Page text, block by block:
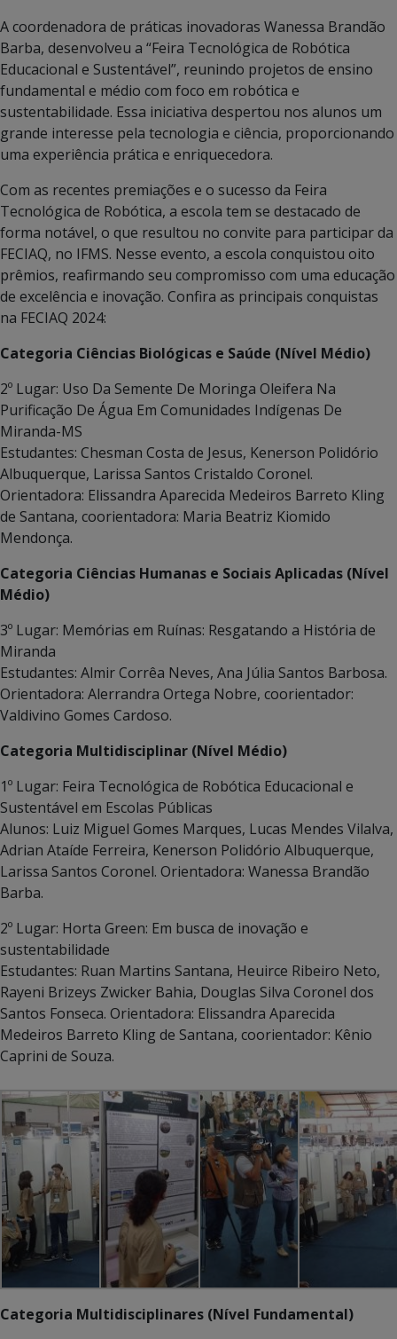
A coordenadora de práticas inovadoras Wanessa Brandão
Barba, desenvolveu a “Feira Tecnológica de Robótica
Educacional e Sustentável”, reunindo projetos de ensino
fundamental e médio com foco em robótica e
sustentabilidade. Essa iniciativa despertou nos alunos um
grande interesse pela tecnologia e ciência, proporcionando
uma experiência prática e enriquecedora.
Com as recentes premiações e o sucesso da Feira
Tecnológica de Robótica, a escola tem se destacado de
forma notável, o que resultou no convite para participar da
FECIAQ, no IFMS. Nesse evento, a escola conquistou oito
prêmios, reafirmando seu compromisso com uma educação
de excelência e inovação. Confira as principais conquistas
na FECIAQ 2024:
Categoria Ciências Biológicas e Saúde (Nível Médio)
2º Lugar: Uso Da Semente De Moringa Oleifera Na
Purificação De Água Em Comunidades Indígenas De
Miranda-MS
Estudantes: Chesman Costa de Jesus, Kenerson Polidório
Albuquerque, Larissa Santos Cristaldo Coronel.
Orientadora: Elissandra Aparecida Medeiros Barreto Kling
de Santana, coorientadora: Maria Beatriz Kiomido
Mendonça.
Categoria Ciências Humanas e Sociais Aplicadas (Nível
Médio)
3º Lugar: Memórias em Ruínas: Resgatando a História de
Miranda
Estudantes: Almir Corrêa Neves, Ana Júlia Santos Barbosa.
Orientadora: Alerrandra Ortega Nobre, coorientador:
Valdivino Gomes Cardoso.
Categoria Multidisciplinar (Nível Médio)
1º Lugar: Feira Tecnológica de Robótica Educacional e
Sustentável em Escolas Públicas
Alunos: Luiz Miguel Gomes Marques, Lucas Mendes Vilalva,
Adrian Ataíde Ferreira, Kenerson Polidório Albuquerque,
Larissa Santos Coronel. Orientadora: Wanessa Brandão
Barba.
2º Lugar: Horta Green: Em busca de inovação e
sustentabilidade
Estudantes: Ruan Martins Santana, Heuirce Ribeiro Neto,
Rayeni Brizeys Zwicker Bahia, Douglas Silva Coronel dos
Santos Fonseca. Orientadora: Elissandra Aparecida
Medeiros Barreto Kling de Santana, coorientador: Kênio
Caprini de Souza.
Categoria Multidisciplinares (Nível Fundamental)